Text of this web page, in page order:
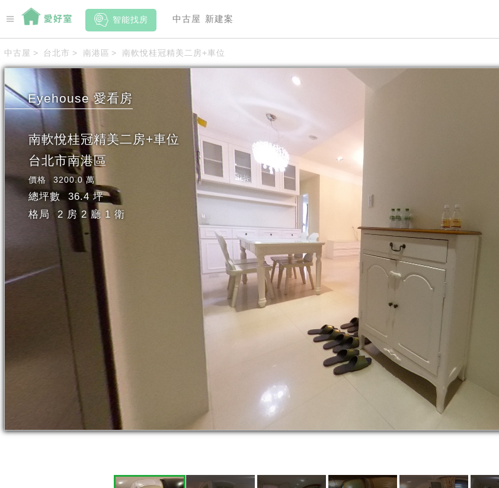
智能找房 中古屋 新建案
中古屋 > 台北市 > 南港區 > 南軟悅桂冠精美二房+車位
Eyehouse 愛看房
南軟悅桂冠精美二房+車位
台北市南港區
價格 3200.0 萬
總坪數
36.4 坪
格局
2 房 2 廳 1 衛